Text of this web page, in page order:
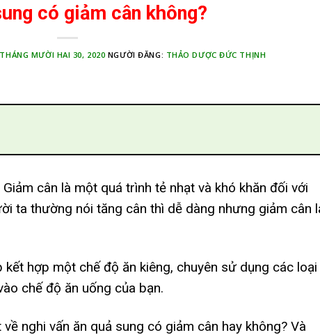
có giảm cân không?
THÁNG MƯỜI HAI 30, 2020 NGƯỜI ĐĂNG: THẢO DƯỢC ĐỨC THỊNH
Giảm cân là một quá trình tẻ nhạt và khó khăn đối với
ta thường nói tăng cân thì dễ dàng nhưng giảm cân
hợp một chế độ ăn kiêng, chuyên sử dụng các loại
chế độ ăn uống của bạn.
nghi vấn ăn quả sung có giảm cân hay không? Và